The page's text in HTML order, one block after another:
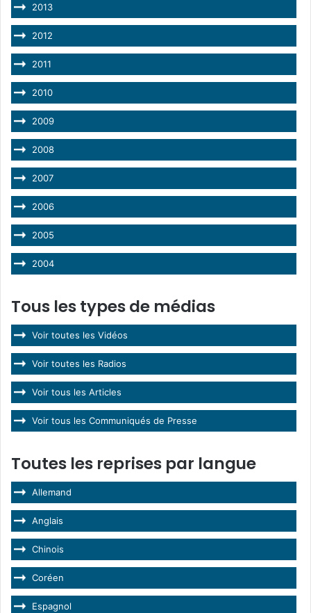
2013
2012
2011
2010
2009
2008
2007
2006
2005
2004
Tous les types de médias
Voir toutes les Vidéos
Voir toutes les Radios
Voir tous les Articles
Voir tous les Communiqués de Presse
Toutes les reprises par langue
Allemand
Anglais
Chinois
Coréen
Espagnol